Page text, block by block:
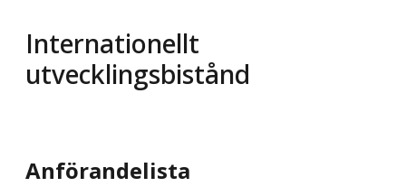
Internationellt
utvecklingsbistånd
Anförandelista